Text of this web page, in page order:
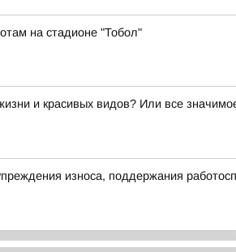
на стадионе "Тобол"
и красивых видов? Или все
износа, поддержания